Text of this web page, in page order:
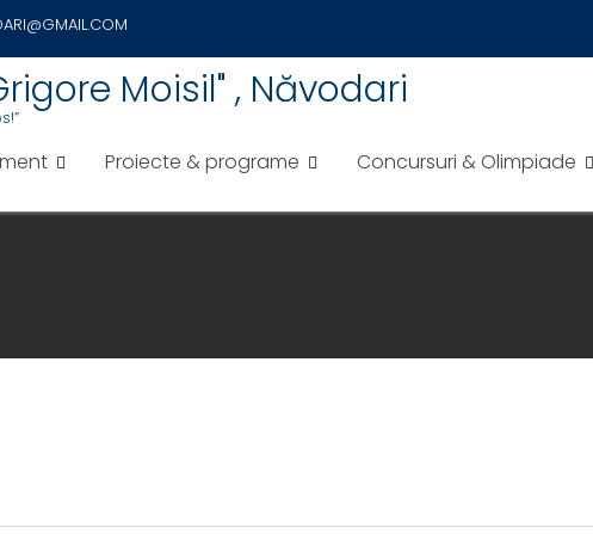
Moisil" , Năvodari
Proiecte & programe Concursuri & Olimpiade